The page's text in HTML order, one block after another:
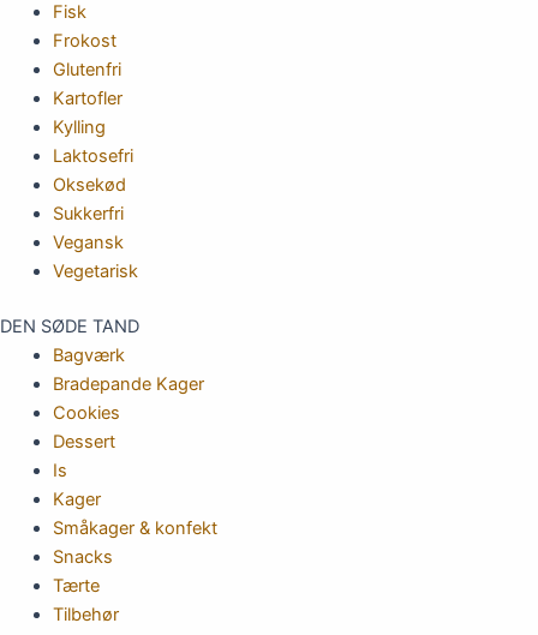
Fisk
Frokost
Glutenfri
Kartofler
Kylling
Laktosefri
Oksekød
Sukkerfri
Vegansk
Vegetarisk
DEN SØDE TAND
Bagværk
Bradepande Kager
Cookies
Dessert
Is
Kager
Småkager & konfekt
Snacks
Tærte
Tilbehør